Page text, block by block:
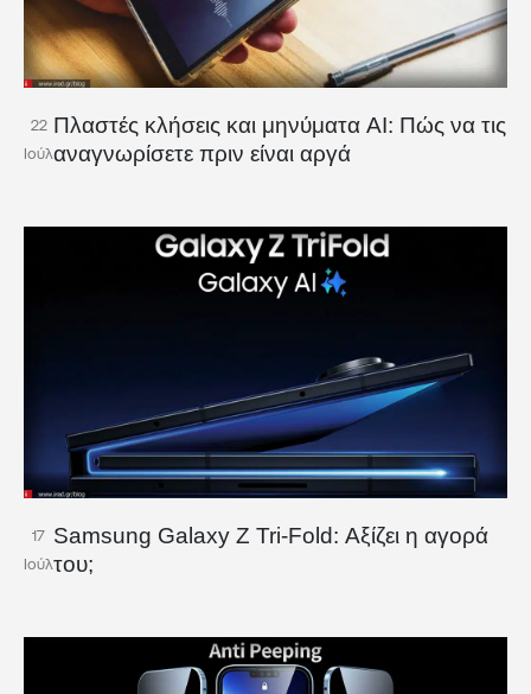
22
Ιούλ
Πλαστές κλήσεις και μηνύματα AI: Πώς να τις
αναγνωρίσετε πριν είναι αργά
17
Ιούλ
Samsung Galaxy Z Tri-Fold: Αξίζει η αγορά
του;